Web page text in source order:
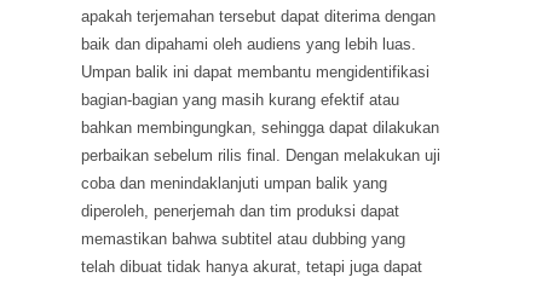
apakah terjemahan tersebut dapat diterima dengan
baik dan dipahami oleh audiens yang lebih luas.
Umpan balik ini dapat membantu mengidentifikasi
bagian-bagian yang masih kurang efektif atau
bahkan membingungkan, sehingga dapat dilakukan
perbaikan sebelum rilis final. Dengan melakukan uji
coba dan menindaklanjuti umpan balik yang
diperoleh, penerjemah dan tim produksi dapat
memastikan bahwa subtitel atau dubbing yang
telah dibuat tidak hanya akurat, tetapi juga dapat